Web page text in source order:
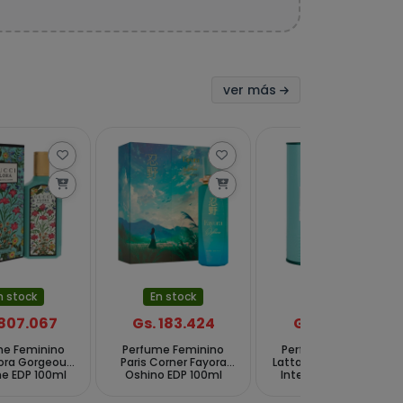
ver más
stock
Feminino
Gorgeous
EDP 100ml
En stock
Gs. 183.424
Perfume Feminino
Paris Corner Fayora
Oshino EDP 100ml
Gs. 94.647
Perfume Feminino
Lattafa Mayar Natural
Intense EDP 100 ml